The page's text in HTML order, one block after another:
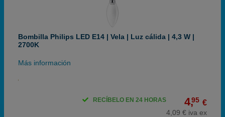
Bombilla Philips LED E14 | Vela | Luz cálida | 4,3 W |
2700K
Más información
4,95 €
4,09 € iva ex
RECÍBELO EN 24 HORAS